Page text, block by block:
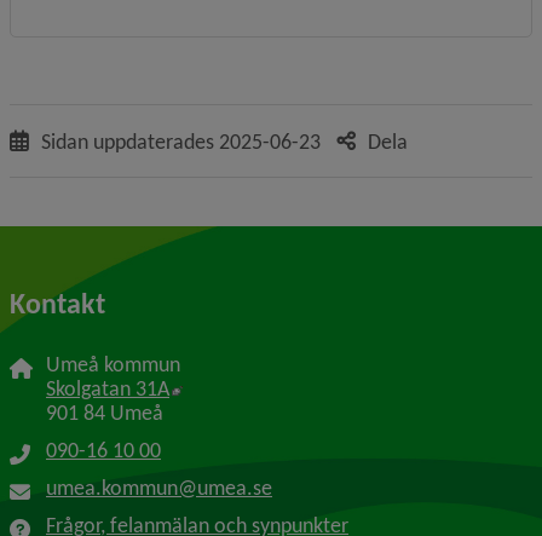
Sidan uppdaterades 2025-06-23 Dela
Kontakt
Umeå kommun
Skolgatan 31A Länk till annan webbplats, öppnas i nytt
901 84 Umeå
090-16 10 00
umea.kommun@umea.se
Frågor, felanmälan och synpunkter